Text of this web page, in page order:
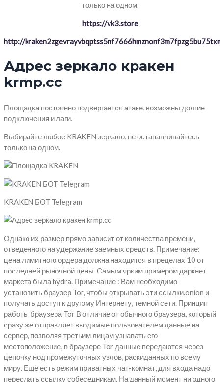
только на одном.
https://vk3.store
http://
Адрес зеркало кракен
krmp.cc
Площадка постоянно подвергается атаке, возможны долгие
подключения и лаги.
Выбирайте любое KRAKEN зеркало, не останавливайтесь
только на одном.
KRAKEN БОТ Telegram
Однако их размер прямо зависит от количества времени,
отведенного на удержание заемных средств. Примечание:
цена лимитного ордера должна находится в пределах 10 от
последней рыночной цены. Самым ярким примером даркнет
маркета была hydra. Примечание : Вам необходимо
установить браузер Tor, чтобы открывать эти ссылки.onion и
получать доступ к другому Интернету, темной сети. Принцип
работы браузера Tor В отличие от обычного браузера, который
сразу же отправляет вводимые пользователем данные на
сервер, позволяя третьим лицам узнавать его
местоположение, в браузере Tor данные передаются через
цепочку нод промежуточных узлов, раскиданных по всему
миру. Ещё есть режим приватных чат-комнат, для входа надо
переслать ссылку собеседникам. На данный момент ни одного